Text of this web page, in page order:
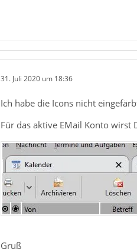
31. Juli 2020 um 18:36
Ich habe die Icons nicht
Für das aktive EMail Konto
Gruß